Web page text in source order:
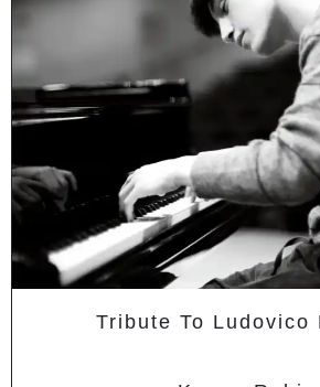
Tribute To Ludovico